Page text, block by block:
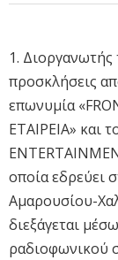
1.
προσκλήσεις
επωνυμία
ΕΤΑΙΡΕΙΑ» και
οποία εδρεύει
Αμαρουσίου-
διεξάγεται
ραδιοφωνικού